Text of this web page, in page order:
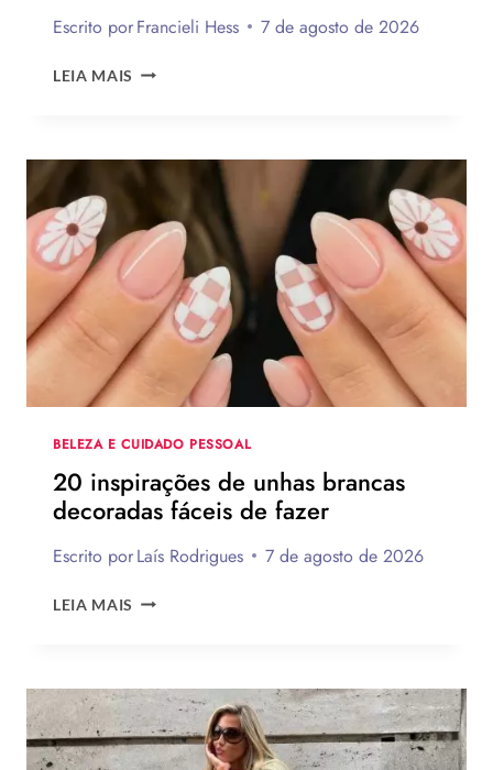
Escrito porFrancieli Hess 7 de agosto de 2026
LEIA MAIS LEMBRANCINHAS
PAIS
2026:
IDEIAS
DE
PRESENTES
CRIATIVOS
COM
PASSO
A
BELEZA E CUIDADO PESSOAL
20 inspirações de unhas brancas
decoradas fáceis de fazer
Escrito porLaís Rodrigues 7 de agosto de 2026
LEIA MAIS
BRANCAS
DECORADAS
FÁCEIS
DE